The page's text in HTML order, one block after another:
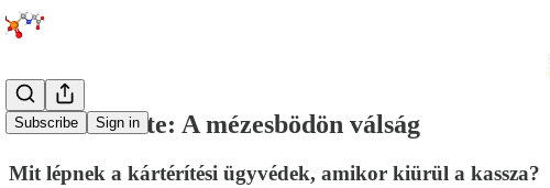
Subscribe Sign in
2.1 SlimeGate: A mézesbödön válság
Mit lépnek a kártérítési ügyvédek, amikor kiürül a kassza?